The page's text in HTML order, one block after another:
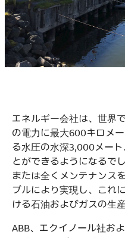
Suggestions
Products
エネルギー会社は、世界
の電力に最大600キロメ
る水圧の水深3,000メー
とができるようになるで
または全くメンテナンス
ブルにより実現し、これ
ける石油およびガスの生
ABB、エクイノール社お